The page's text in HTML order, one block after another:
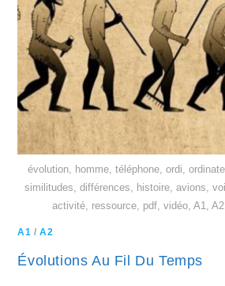
évolution, homme, téléphone, ordi,
similitudes, différences, histoire, avions,
activité, ressource, pdf, vidéo, A1,
A1 /A2
Évolutions Au Fil Du Temps